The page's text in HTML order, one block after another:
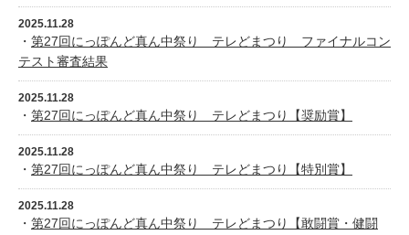
2025.11.28
・ 第27回にっぽんど真ん中祭り テレどまつり ファイナルコン
テスト審査結果
2025.11.28
・ 第27回にっぽんど真ん中祭り テレどまつり【奨励賞】
2025.11.28
・ 第27回にっぽんど真ん中祭り テレどまつり【特別賞】
2025.11.28
・ 第27回にっぽんど真ん中祭り テレどまつり【敢闘賞・健闘